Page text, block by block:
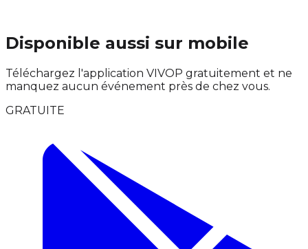
Disponible aussi sur mobile
Téléchargez l'application VIVOP gratuitement et ne
manquez aucun événement près de chez vous.
GRATUITE